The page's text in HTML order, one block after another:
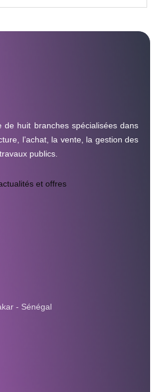
de huit branches spécialisées dans
l’achat, la vente, la gestion des
publics.
et offres
- Sénégal